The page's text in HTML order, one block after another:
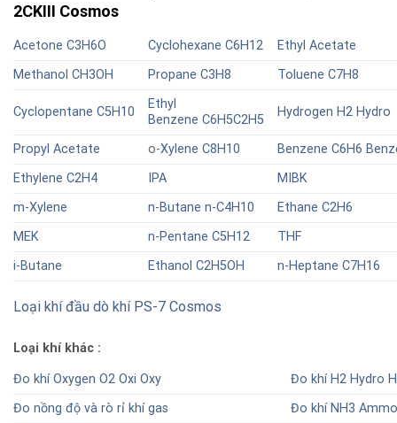
2CKIII Cosmos
Acetone C3H6O Cyclohexane C6H12
Ethyl Acetate
Methanol CH3OH Propane C3H8 Toluene C7H8
Cyclopentane C5H10
Ethyl
Benzene C6H5C2H5
Hydrogen H2 Hydro
Propyl Acetate o-Xylene C8H10 Benzene C6H6
Ethylene C2H4 IPA
MIBK
m-Xylene
n-Butane n-C4H10
Ethane C2H6
MEK
n-Pentane C5H12
THF
i-Butane
Ethanol C2H5OH n-Heptane C7H16
Loại khí đầu dò khí PS-7 Cosmos
Loại khí khác :
Đo khí Oxygen O2 Oxi Oxy Đo khí H2 Hydro
Đo nồng độ và rò rỉ khí gas Đo khí NH3